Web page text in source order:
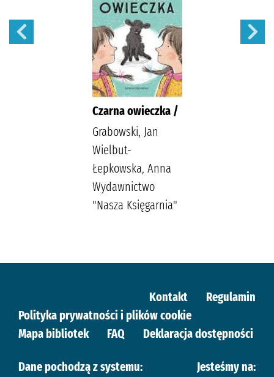
Czarna owieczka /
Grabowski, Jan
Wielbut-
Łepkowska, Anna
Wydawnictwo
"Nasza Księgarnia"
Kontakt
Regulamin
Polityka prywatności i plików cookie
Mapa bibliotek
FAQ Deklaracja dostępności
Dane pochodzą z systemu: Jesteśmy na: